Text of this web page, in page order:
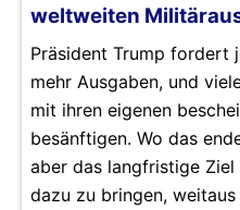
weltweiten
Präsident Trump fordert
mehr Ausgaben, und
mit ihren eigenen
besänftigen. Wo das
aber das langfristige Ziel
dazu zu bringen,